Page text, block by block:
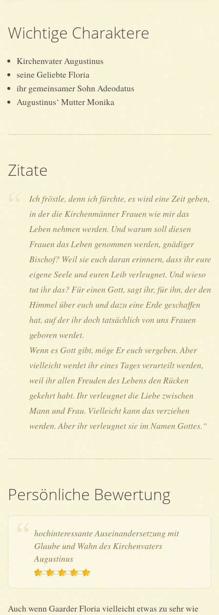
Wichtige Charaktere
Kirchenvater Augustinus
seine Geliebte Floria
ihr gemeinsamer Sohn Adeodatus
Augustinus‘ Mutter Monika
Zitate
Ich fröstle, denn ich fürchte, es wird eine Zeit geben,
in der die Kirchenmänner Frauen wie mir das
Leben nehmen werden. Und warum soll diesen
Frauen das Leben genommen werden, gnädiger
Bischof? Weil sie euch daran erinnern, dass ihr eure
eigene Seele und euren Leib verleugnet. Und wieso
tut ihr das? Für einen Gott, sagt ihr, für ihn, der den
Himmel über euch und dazu eine Erde geschaffen
hat, auf der ihr doch tatsächlich von uns Frauen
geboren werdet.
Wenn es Gott gibt, möge Er euch vergeben. Aber
vielleicht werdet ihr eines Tages verurteilt werden,
weil ihr allen Freuden des Lebens den Rücken
gekehrt habt. Ihr verleugnet die Liebe zwischen
Mann und Frau. Vielleicht kann das verziehen
werden. Aber ihr verleugnet sie im Namen Gottes.“
Persönliche Bewertung
hochinteressante Auseinandersetzung mit
Glaube und Wahn des Kirchenvaters
Augustinus
Auch wenn Gaarder Floria vielleicht etwas zu sehr wie